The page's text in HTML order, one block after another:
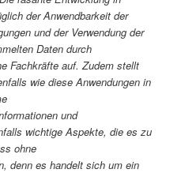
der Anwendbarkeit der
und der Verwendung der
Daten durch
Fachkräfte auf. Zudem stellt
wie diese Anwendungen in
und
wichtige Aspekte, die es zu
ohne
denn es handelt sich um ein